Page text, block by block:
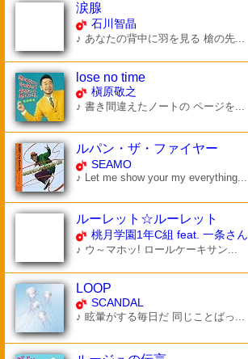
涙腺
石川智晶
♪ あなたの背中に羽を見る 槍の先...
lose no time
槇原敬之
♪ 書き間違えたノートの ページを...
ルパン・ザ・ファイヤー
SEAMO
♪ Let me show your my everything...
ルーレット☆ルーレット
桃月学園1年C組 feat. 一条さ
♪ ウ～マホッ! ロールケーキサン...
LOOP
SCANDAL
♪ 眩暈がする毎日だ 同じことばっ...